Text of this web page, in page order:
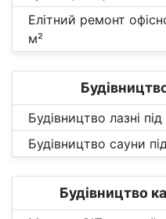
Елітний ремонт
м²
Будівництво лазні
Будівництво сауни
Будівництво